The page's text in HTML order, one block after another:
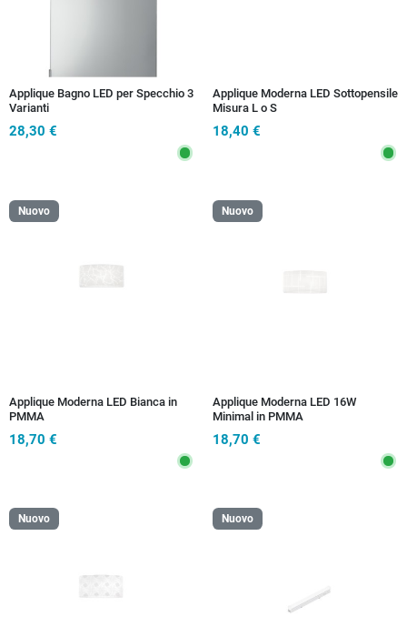
Applique Bagno LED per Specchio 3
Varianti
28,30 €
Applique Moderna LED Sottopensile
Misura L o S
18,40 €
Nuovo
Applique Moderna LED Bianca in
PMMA
18,70 €
Nuovo
Applique Moderna LED 16W
Minimal in PMMA
18,70 €
Nuovo Nuovo